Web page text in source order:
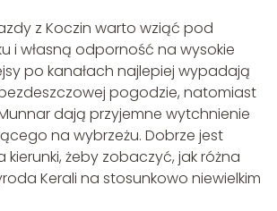
z Koczin warto wziąć pod
i własną odporność na wysokie
po kanałach najlepiej wypadają
pogodzie, natomiast
dają przyjemne wytchnienie
na wybrzeżu. Dobrze jest
żeby zobaczyć, jak różna
Kerali na stosunkowo niewielkim